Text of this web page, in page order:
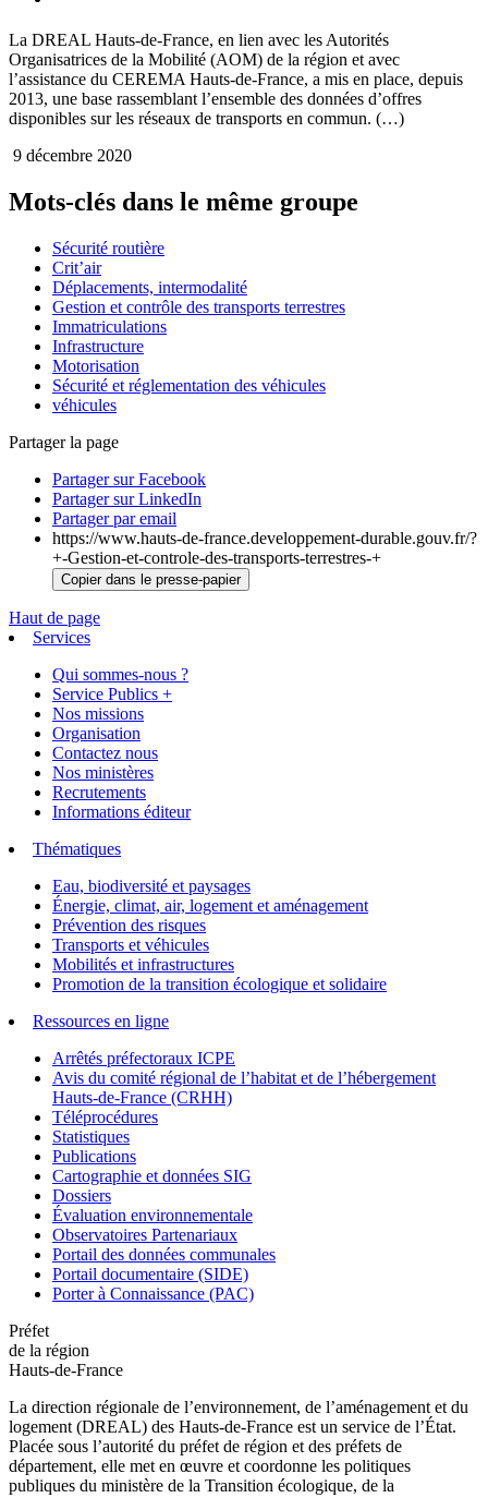
La DREAL Hauts-de-France, en lien avec les Autorités
Organisatrices de la Mobilité (AOM) de la région et avec
l’assistance du CEREMA Hauts-de-France, a mis en place, depuis
2013, une base rassemblant l’ensemble des données d’offres
disponibles sur les réseaux de transports en commun. (…)
9 décembre 2020
Mots-clés dans le même groupe
Sécurité routière
Crit’air
Déplacements, intermodalité
Gestion et contrôle des transports terrestres
Immatriculations
Infrastructure
Motorisation
Sécurité et réglementation des véhicules
véhicules
Partager la page
Partager sur Facebook
Partager sur LinkedIn
Partager par email
https://www.hauts-de-france.developpement-durable.gouv.fr/?
+-Gestion-et-controle-des-transports-terrestres-+
Copier dans le presse-papier
Haut de page
Services
Qui sommes-nous ?
Service Publics +
Nos missions
Organisation
Contactez nous
Nos ministères
Recrutements
Informations éditeur
Thématiques
Eau, biodiversité et paysages
Énergie, climat, air, logement et aménagement
Prévention des risques
Transports et véhicules
Mobilités et infrastructures
Promotion de la transition écologique et solidaire
Ressources en ligne
Arrêtés préfectoraux ICPE
Avis du comité régional de l’habitat et de l’hébergement
Hauts-de-France (CRHH)
Téléprocédures
Statistiques
Publications
Cartographie et données SIG
Dossiers
Évaluation environnementale
Observatoires Partenariaux
Portail des données communales
Portail documentaire (SIDE)
Porter à Connaissance (PAC)
Préfet
de la région
Hauts-de-France
La direction régionale de l’environnement, de l’aménagement et du
logement (DREAL) des Hauts-de-France est un service de l’État.
Placée sous l’autorité du préfet de région et des préfets de
département, elle met en œuvre et coordonne les politiques
publiques du ministère de la Transition écologique, de la